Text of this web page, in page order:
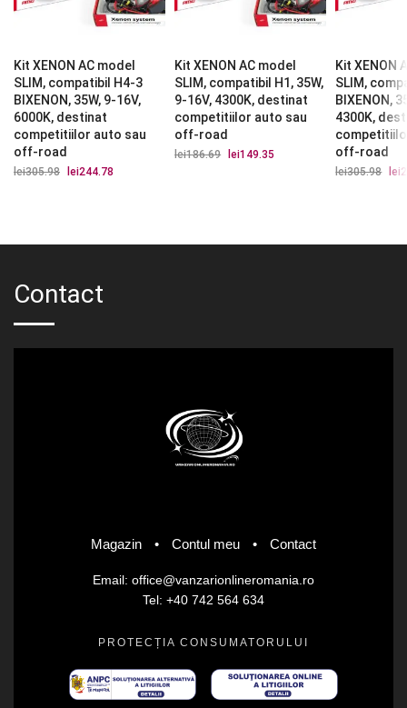
Kit XENON AC model
SLIM, compatibil H4-3
BIXENON, 35W, 9-16V,
6000K, destinat
competitiilor auto sau
off-road
lei305.98
Prețul
lei244.78
Kit XENON AC model
SLIM, compatibil H1, 35W,
9-16V, 4300K, destinat
competitiilor auto sau
off-road
lei186.69
Prețul
lei149.35
Kit XENON
SLIM,
BIXENON,
4300K,
off-road
lei305.98 lei
Contact
Magazin • Contul meu • Contact
Email: office@vanzarionlineromania.ro
Tel: +40 742 564 634
PROTECȚIA CONSUMATORULUI